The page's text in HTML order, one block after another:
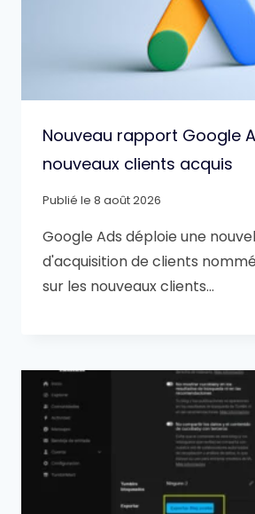
Nouveau rapport Google
nouveaux clients acquis
Publié le 8 août 2026
Google Ads déploie une
d'acquisition de clients
sur les nouveaux clients…